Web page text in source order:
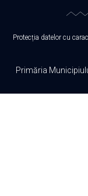
Protecția datelor cu
Primăria